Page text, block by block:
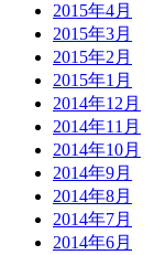
2015年4月
2015年3月
2015年2月
2015年1月
2014年12月
2014年11月
2014年10月
2014年9月
2014年8月
2014年7月
2014年6月